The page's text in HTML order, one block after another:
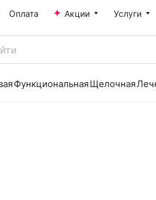
Оплата Акции Услуги
ФункциональнаяЩелочная